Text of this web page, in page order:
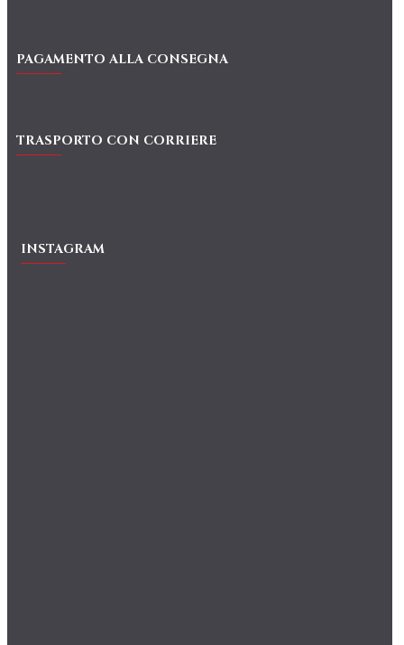
PAGAMENTO ALLA CONSEGNA
TRASPORTO CON CORRIERE
INSTAGRAM